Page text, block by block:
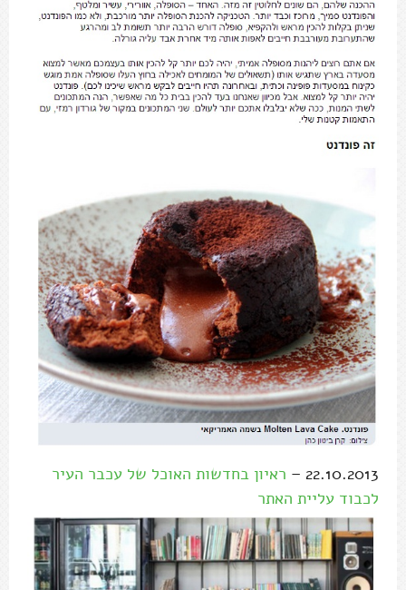
22.10.2013 –
ראיון בחדשות האוכל של עכבר העיר
לכבוד עליית האתר